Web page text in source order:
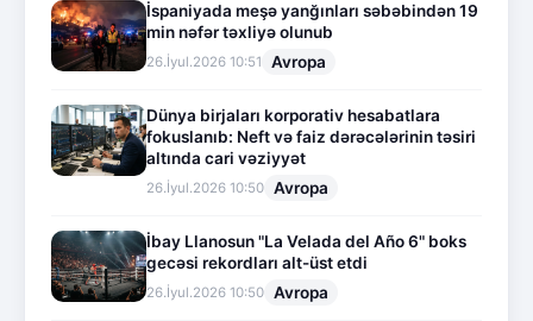
İspaniyada meşə yanğınları səbəbindən 19
min nəfər təxliyə olunub
26.İyul.2026 10:51 Avropa
Dünya birjaları korporativ hesabatlara
fokuslanıb: Neft və faiz dərəcələrinin təsiri
altında cari vəziyyət
26.İyul.2026 10:50 Avropa
İbay Llanosun "La Velada del Año 6" boks
gecəsi rekordları alt-üst etdi
26.İyul.2026 10:50 Avropa